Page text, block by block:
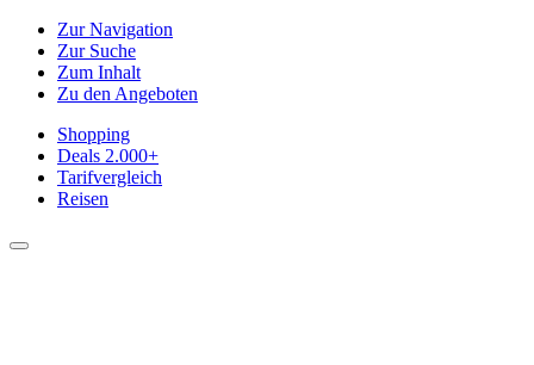
Zur Navigation
Zur Suche
Zum Inhalt
Zu den Angeboten
Shopping
Deals 2.000+
Tarifvergleich
Reisen